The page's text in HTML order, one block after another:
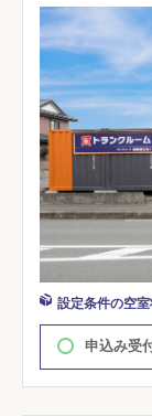
設定条件の空
申込み受